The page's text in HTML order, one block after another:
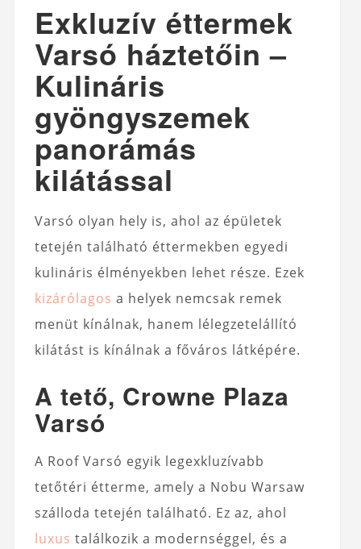
Exkluzív éttermek
Varsó háztetőin –
Kulináris
gyöngyszemek
panorámás
kilátással
Varsó olyan hely is, ahol az épületek
tetején található éttermekben egyedi
kulináris élményekben lehet része. Ezek
kizárólagos a helyek nemcsak remek
menüt kínálnak, hanem lélegzetelállító
kilátást is kínálnak a főváros látképére.
A tető, Crowne Plaza
Varsó
A Roof Varsó egyik legexkluzívabb
tetőtéri étterme, amely a Nobu Warsaw
szálloda tetején található. Ez az, ahol
luxus találkozik a modernséggel, és a